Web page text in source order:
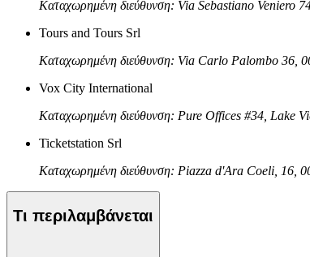
Καταχωρημένη διεύθυνση: Via Sebastiano Veniero
Tours and Tours Srl
Καταχωρημένη διεύθυνση: Via Carlo Palombo 36,
Vox City International
Καταχωρημένη διεύθυνση: Pure Offices #34, Lake
Ticketstation Srl
Καταχωρημένη διεύθυνση: Piazza d'Ara Coeli, 16,
Τι περιλαμβάνεται